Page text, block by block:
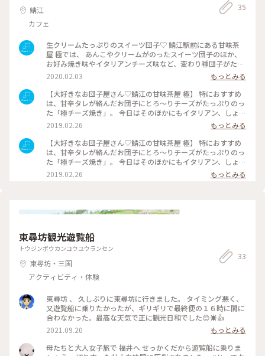
鯖江
カフェ
35
生クリームたっぷりのスイーツ団子♡ 鯖江駅前にある甘味茶
屋 極では、 あんこやクリームがのったスイーツ団子のほか、
お好み焼き味やイタリアンチーズ味など、変わり種団子がたく
さん！ #福井県鯖江市 #ことりっぷ福井 #わたしの街 #Dearふ
くい #冬のお出かけ
2020.02.03
もっとみる
【大好きなお団子屋さん♡鯖江の甘味茶屋 極】 特におすすめ
は、甘辛タレが絡んだお団子にとろ〜りチーズがたっぷりのっ
た「極チーズ焼き」。 今日はそのほかにもイタリアン、しょう
ゆチーズ、カスタード生チョコ団子をいただきました。美味し
すぎる！！ ・水は還元水 ・砂糖はきびか黒糖のみ ・小豆は北
海道産 ・お団子にのせているものは全て手作り など、こだわ
りもたくさん！体に優しいお団子が食べられます。 #極チーズ
焼き #甘味茶屋極 #わたしの街 #冬のごちそう #Dearふ
くい #福井 #福井県 #鯖江市 #fukui #japan #ことりっ
ぷ福井
2019.02.26
もっとみる
【大好きなお団子屋さん♡鯖江の甘味茶屋 極】 特におすすめ
は、甘辛タレが絡んだお団子にとろ〜りチーズがたっぷりのっ
た「極チーズ焼き」。 今日はそのほかにもイタリアン、しょう
ゆチーズ、カスタード生チョコ団子をいただきました。美味し
すぎる！！ ・水は還元水 ・砂糖はきびか黒糖のみ ・小豆は北
焼き #甘味茶屋極 #冬のごちそう #わたしの街 #Dearふく
2019.02.26 もっとみる
東尋坊観光遊覧船
トウジンボウカンコウユウランセン
東尋坊・三国
アクティビティ・体験
33
東尋坊 、 久しぶりに東尋坊に行きました。 タイミング悪く、
又遊覧船に乗りたかったが、ギリギリで最終便の１６時に間に
合わなかった。最高な天気で正に観光日和でした😊☀️👍
2021.09.20
もっとみる
母たちと大人女子旅で 福井へ せっかくだから遊覧船に乗りま